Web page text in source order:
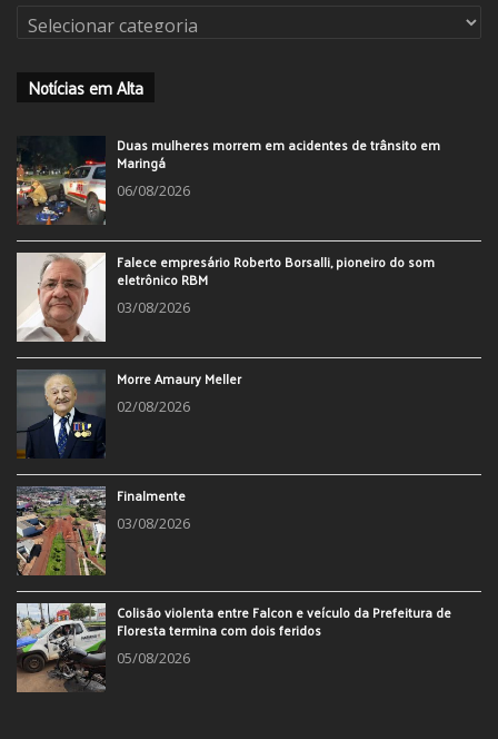
Categorias
Notícias em Alta
Duas mulheres morrem em acidentes de trânsito em
Maringá
06/08/2026
Falece empresário Roberto Borsalli, pioneiro do som
eletrônico RBM
03/08/2026
Morre Amaury Meller
02/08/2026
Finalmente
03/08/2026
Colisão violenta entre Falcon e veículo da Prefeitura de
Floresta termina com dois feridos
05/08/2026